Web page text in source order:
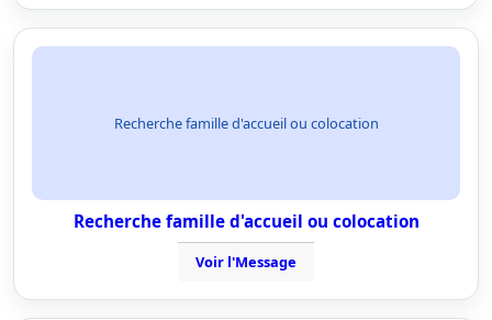
Recherche famille d'accueil ou colocation
Recherche famille d'accueil ou colocation
Voir l'Message